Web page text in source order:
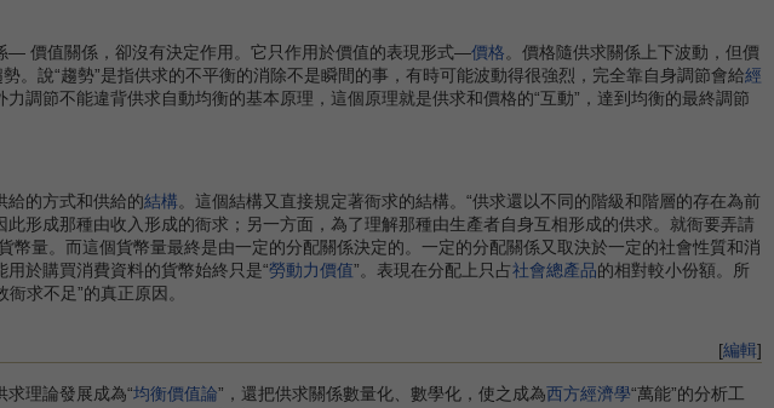
價值關係，卻沒有決定作用。它只作用於價值的表現形式—價格。價格隨供求關係上下波動，但價
。說“趨勢”是指供求的不平衡的消除不是瞬間的事，有時可能波動得很強烈，完全靠自身調節會給經
調節不能違背供求自動均衡的基本原理，這個原理就是供求和價格的“互動”，達到均衡的最終調節
給的方式和供給的結構。這個結構又直接規定著衙求的結構。“供求還以不同的階級和階層的存在為前
此形成那種由收入形成的衙求；另一方面，為了理解那種由生產者自身互相形成的供求。就衙要弄請
幣量。而這個貨幣量最終是由一定的分配關係決定的。一定的分配關係又取決於一定的社會性質和消
於購買消費資料的貨幣始終只是“勞動力價值”。表現在分配上只占社會總產品的相對較小份額。所
衙求不足”的真正原因。
[編輯]
求理論發展成為“均衡價值論”，還把供求關係數量化、數學化，使之成為西方經濟學“萬能”的分析工